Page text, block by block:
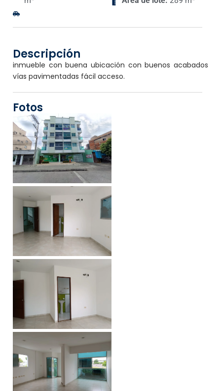
Descripción
inmueble con buena ubicación con buenos acabados
vías pavimentadas fácil acceso.
Fotos